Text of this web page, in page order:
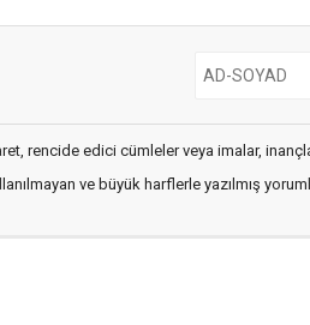
rencide edici cümleler veya imalar,
ve büyük harflerle yazılmış